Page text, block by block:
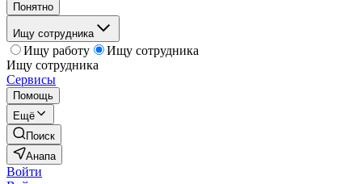
Понятно
Ищу сотрудника
Ищу работу
Ищу сотрудника
Ищу сотрудника
Сервисы
Помощь
Ещё
Поиск
Анапа
Войти